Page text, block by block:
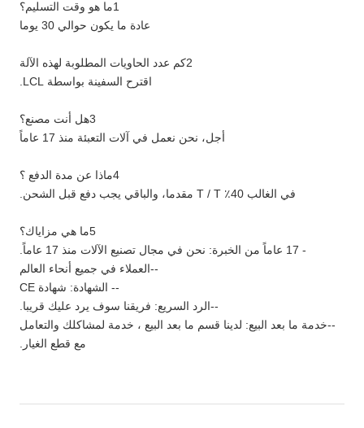
1ما هو وقت التسليم؟
عادة ما يكون حوالي 30 يوما
2كم عدد الحاويات المطلوبة لهذه الآلة
اقترح السفينة بواسطة LCL.
3هل أنت مصنع؟
أجل، نحن نعمل في آلات التعبئة منذ 17 عاماً
4ماذا عن مدة الدفع ؟
في الغالب 40٪ T / T مقدما، والباقي يجب دفع قبل الشحن.
5ما هي مزاياك؟
- 17 عاماً من الخبرة: نحن في مجال تصنيع الآلات منذ 17 عاماً.
--العملاء في جميع أنحاء العالم
-- الشهادة: شهادة CE
--الرد السريع: فريقنا سوف يرد عليك قريبا.
--خدمة ما بعد البيع: لدينا قسم ما بعد البيع ، خدمة لمشاكلك والتعامل
مع قطع الغيار.